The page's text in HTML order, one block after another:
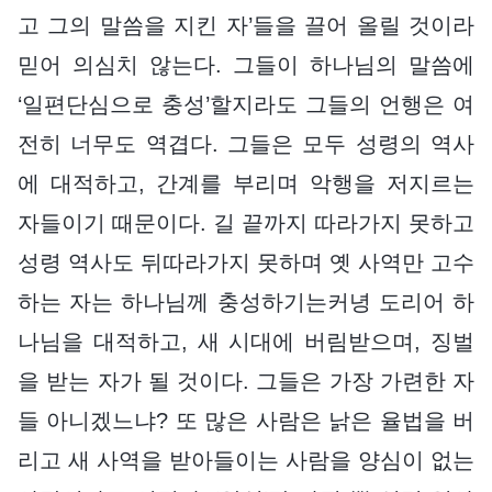
고 그의 말씀을 지킨 자’들을 끌어 올릴 것이라
믿어 의심치 않는다. 그들이 하나님의 말씀에
‘일편단심으로 충성’할지라도 그들의 언행은 여
전히 너무도 역겹다. 그들은 모두 성령의 역사
에 대적하고, 간계를 부리며 악행을 저지르는
자들이기 때문이다. 길 끝까지 따라가지 못하고
성령 역사도 뒤따라가지 못하며 옛 사역만 고수
하는 자는 하나님께 충성하기는커녕 도리어 하
나님을 대적하고, 새 시대에 버림받으며, 징벌
을 받는 자가 될 것이다. 그들은 가장 가련한 자
들 아니겠느냐? 또 많은 사람은 낡은 율법을 버
리고 새 사역을 받아들이는 사람을 양심이 없는